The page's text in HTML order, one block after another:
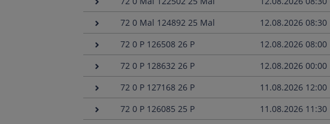
72 0 Mal 124892 25 Mal
12.08.2026 08:30
72 0 P 126508 26 P
12.08.2026 08:00
72 0 P 128632 26 P
12.08.2026 00:00
72 0 P 127168 26 P
11.08.2026 12:00
72 0 P 126085 25 P
11.08.2026 11:30